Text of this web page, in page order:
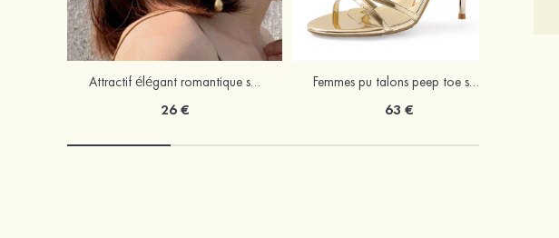
Attractif élégant romantique simple alliage boucles d'oreilles
26 €
Femmes pu talons peep toe sandales talon stiletto chaussures d'extérieur avec boucle
63 €